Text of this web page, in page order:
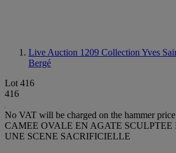
Live Auction 1209 Collection Yves
Bergé
Lot 416
416
No VAT will be charged on the hammer
CAMEE OVALE EN AGATE SCULPTEE
UNE SCENE SACRIFICIELLE